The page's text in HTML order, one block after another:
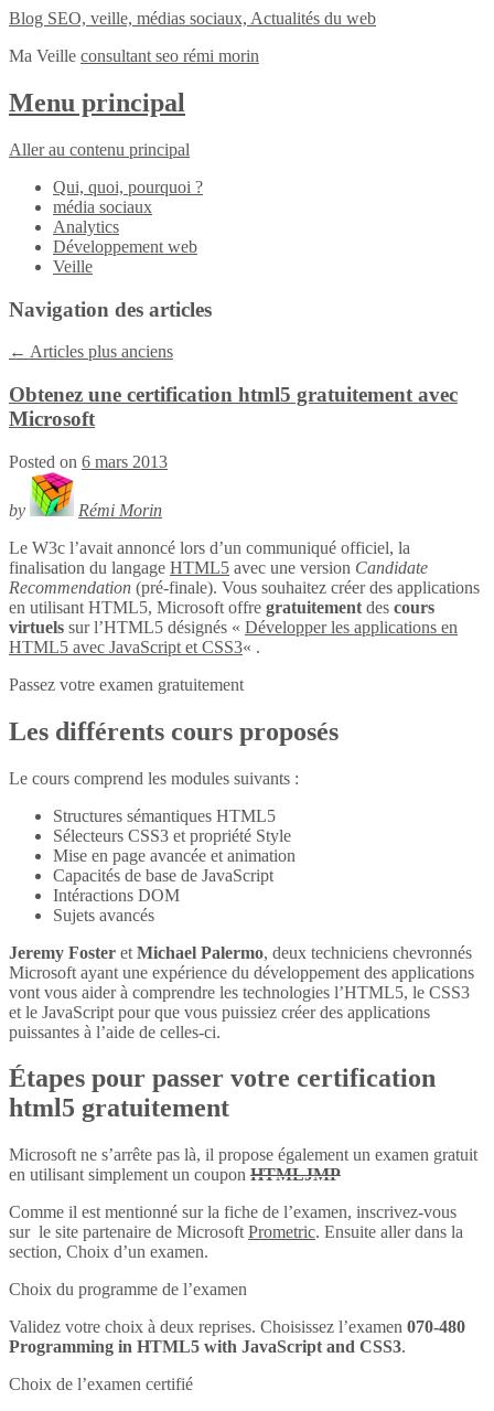
Blog SEO, veille, médias sociaux, Actualités du web
Ma Veille consultant seo rémi morin
Menu principal
Aller au contenu principal
Qui, quoi, pourquoi ?
média sociaux
Analytics
Développement web
Veille
Navigation des articles
← Articles plus anciens
Obtenez une certification html5 gratuitement avec
Microsoft
Posted on 6 mars 2013
by
Rémi Morin
Le W3c l’avait annoncé lors d’un communiqué officiel, la
finalisation du langage HTML5 avec une version Candidate
Recommendation (pré-finale). Vous souhaitez créer des applications
en utilisant HTML5, Microsoft offre gratuitement des cours
virtuels sur l’HTML5 désignés « Développer les applications en
HTML5 avec JavaScript et CSS3« .
Passez votre examen gratuitement
Les différents cours proposés
Le cours comprend les modules suivants :
Structures sémantiques HTML5
Sélecteurs CSS3 et propriété Style
Mise en page avancée et animation
Capacités de base de JavaScript
Intéractions DOM
Sujets avancés
Jeremy Foster et Michael Palermo, deux techniciens chevronnés
Microsoft ayant une expérience du développement des applications
vont vous aider à comprendre les technologies l’HTML5, le CSS3
et le JavaScript pour que vous puissiez créer des applications
puissantes à l’aide de celles-ci.
Étapes pour passer votre certification
html5 gratuitement
Microsoft ne s’arrête pas là, il propose également un examen gratuit
en utilisant simplement un coupon HTMLJMP
Comme il est mentionné sur la fiche de l’examen, inscrivez-vous
sur le site partenaire de Microsoft Prometric. Ensuite aller dans la
section, Choix d’un examen.
Choix du programme de l’examen
Validez votre choix à deux reprises. Choisissez l’examen 070-480
Programming in HTML5 with JavaScript and CSS3.
Choix de l’examen certifié